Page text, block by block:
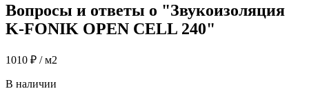
Вопросы и ответы о "Звукоизоляция
K-FONIK OPEN CELL 240"
1010 ₽ / м2
В наличии